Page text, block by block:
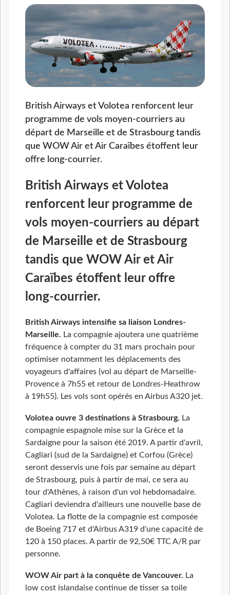
British Airways et Volotea renforcent leur
programme de vols moyen-courriers au
départ de Marseille et de Strasbourg tandis
que WOW Air et Air Caraïbes étoffent leur
offre long-courrier.
British Airways et Volotea
renforcent leur programme de
vols moyen-courriers au départ
de Marseille et de Strasbourg
tandis que WOW Air et Air
Caraïbes étoffent leur offre
long-courrier.
British Airways intensifie sa liaison Londres-
Marseille. La compagnie ajoutera une quatrième
fréquence à compter du 31 mars prochain pour
optimiser notamment les déplacements des
voyageurs d'affaires (vol au départ de Marseille-
Provence à 7h55 et retour de Londres-Heathrow
à 19h55). Les vols sont opérés en Airbus A320 jet.
Volotea ouvre 3 destinations à Strasbourg. La
compagnie espagnole mise sur la Grèce et la
Sardaigne pour la saison été 2019. A partir d'avril,
Cagliari (sud de la Sardaigne) et Corfou (Grèce)
seront desservis une fois par semaine au départ
de Strasbourg, puis à partir de mai, ce sera au
tour d'Athènes, à raison d'un vol hebdomadaire.
Cagliari deviendra d'ailleurs une nouvelle base de
Volotea. La flotte de la compagnie est composée
de Boeing 717 et d'Airbus A319 d'une capacité de
120 à 150 places. A partir de 92,50€ TTC A/R par
personne.
WOW Air part à la conquête de Vancouver. La
low cost islandaise continue de tisser sa toile